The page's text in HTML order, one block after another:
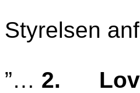
Styrelsen
”… 2.